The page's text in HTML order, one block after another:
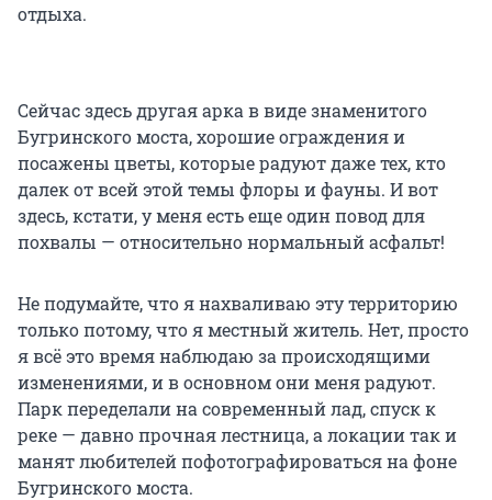
отдыха.
Сейчас здесь другая арка в виде знаменитого
Бугринского моста, хорошие ограждения и
посажены цветы, которые радуют даже тех, кто
далек от всей этой темы флоры и фауны. И вот
здесь, кстати, у меня есть еще один повод для
похвалы — относительно нормальный асфальт!
Не подумайте, что я нахваливаю эту территорию
только потому, что я местный житель. Нет, просто
я всё это время наблюдаю за происходящими
изменениями, и в основном они меня радуют.
Парк переделали на современный лад, спуск к
реке — давно прочная лестница, а локации так и
манят любителей пофотографироваться на фоне
Бугринского моста.